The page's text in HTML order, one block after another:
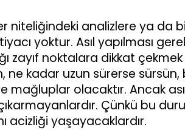
niteliğindeki analizlere ya da
yoktur. Asıl yapılması
zayıf noktalara dikkat
ne kadar uzun sürerse
mağluplar olacaktır. Ancak
Çünkü bu
acizliği yaşayacaklardır.